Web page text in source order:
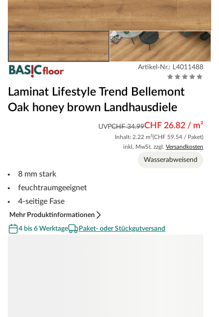
Artikel-Nr.: L4011488
Laminat Lifestyle Trend Bellemont
Oak honey brown Landhausdiele
UVPCHF 34.99CHF 26.82 / m²
Inhalt: 2.22 m²(CHF 59.54 / Paket)
inkl. MwSt. zzgl. Versandkosten
Wasserabweisend
8 mm stark
feuchtraumgeeignet
4-seitige Fase
Mehr Produktinformationen
4 bis 6 Werktage
Paket- oder Stückgutversand